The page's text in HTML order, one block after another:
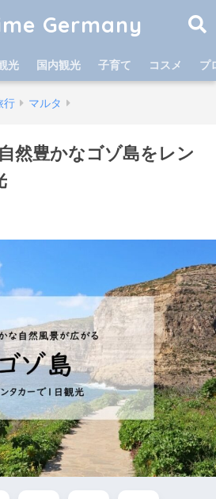
Germany
光 国内観光 子育て コスメ プ
行 マルタ
然豊かなゴゾ島をレン